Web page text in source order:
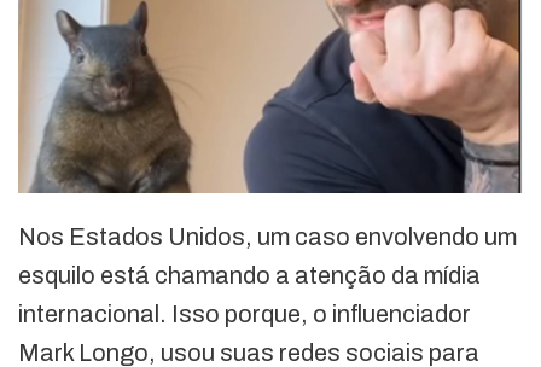
Nos Estados Unidos, um caso envolvendo um
esquilo está chamando a atenção da mídia
internacional. Isso porque, o influenciador
Mark Longo, usou suas redes sociais para